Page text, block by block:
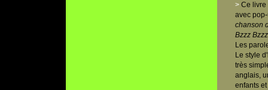
> Ce livre
avec
chanson
Bzzz
Les
Le style
très
anglais,
enfants